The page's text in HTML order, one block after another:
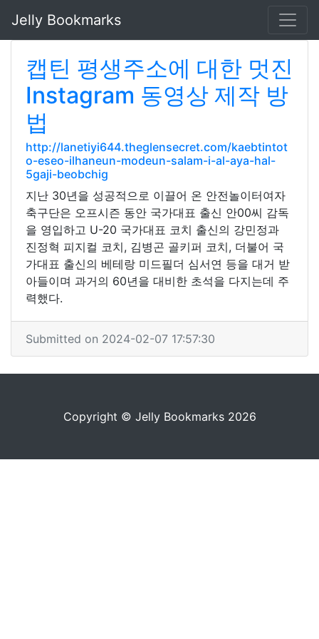
Jelly Bookmarks
캡틴 평생주소에 대한 멋진
Instagram 동영상 제작 방
법
http://lanetiyi644.theglensecret.com/kaebtintot
o-eseo-ilhaneun-modeun-salam-i-al-aya-hal-
5gaji-beobchig
지난 30년을 성공적으로 이끌어 온 안전놀이터여자
축구단은 오프시즌 동안 국가대표 출신 안00씨 감독
을 영입하고 U-20 국가대표 코치 출신의 강민정과
진정혁 피지컬 코치, 김병곤 골키퍼 코치, 더불어 국
가대표 출신의 베테랑 미드필더 심서연 등을 대거 받
아들이며 과거의 60년을 대비한 초석을 다지는데 주
력했다.
Submitted on 2024-02-07 17:57:30
Copyright © Jelly Bookmarks 2026